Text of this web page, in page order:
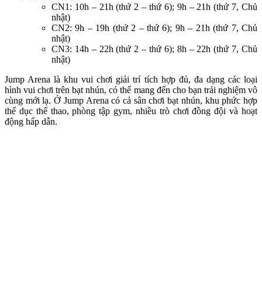
CN1: 10h – 21h (thứ 2 – thứ 6); 9h – 21h (thứ 7, Chủ
nhật)
CN2: 9h – 19h (thứ 2 – thứ 6); 9h – 21h (thứ 7, Chủ
nhật)
CN3: 14h – 22h (thứ 2 – thứ 6); 8h – 22h (thứ 7, Chủ
nhật)
Jump Arena là khu vui chơi giải trí tích hợp đủ, đa dạng các loại
hình vui chơi trên bạt nhún, có thể mang đến cho bạn trải nghiệm vô
cùng mới lạ. Ở Jump Arena có cả sân chơi bạt nhún, khu phức hợp
thể dục thể thao, phòng tập gym, nhiều trò chơi đồng đội và hoạt
động hấp dẫn.